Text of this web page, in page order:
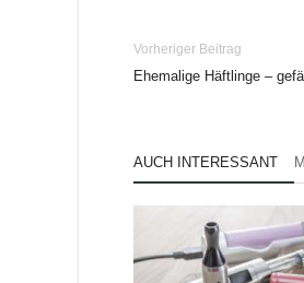
Vorheriger Beitrag
Ehemalige Häftlinge –
AUCH INTERESSANT